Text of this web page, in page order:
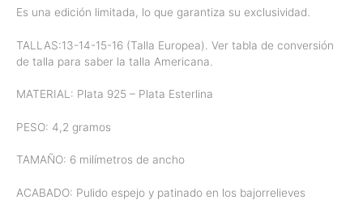
Es una edición limitada, lo que garantiza su exclusividad.
TALLAS:13-14-15-16 (Talla Europea). Ver tabla de conversión
de talla para saber la talla Americana.
MATERIAL: Plata 925 – Plata Esterlina
PESO: 4,2 gramos
TAMAÑO: 6 milímetros de ancho
ACABADO: Pulido espejo y patinado en los bajorrelieves